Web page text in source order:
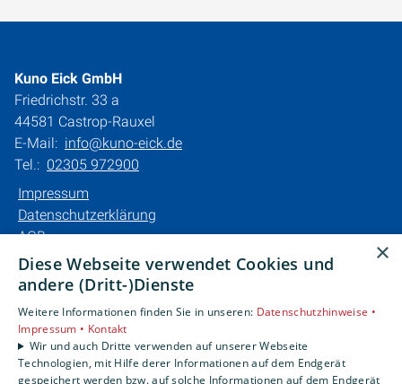
Kuno Eick GmbH
Friedrichstr. 33 a
44581 Castrop-Rauxel
E-Mail: info@kuno-eick.de
Tel.: 02305 972900
Impressum
Datenschutzerklärung
AGB
Barrierefreiheitserklärung
Privatkunden
Karriere
Unternehmen
×
Diese Webseite verwendet Cookies und
andere (Dritt-)Dienste
Weitere Informationen finden Sie in unseren: Datenschutzhinweise •
Impressum • Kontakt
Wir und auch Dritte verwenden auf unserer Webseite
Technologien, mit Hilfe derer Informationen auf dem Endgerät
gespeichert werden bzw. auf solche Informationen auf dem Endgerät